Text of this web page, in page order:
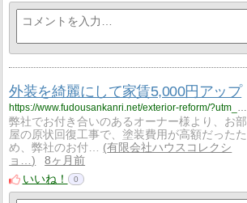
外装を綺麗にして家賃5,000円アップ
弊社でお付き合いのあるオーナー様より、お部
屋の原状回復工事で、塗装費用が高額だったた
め、弊社のお付…
有限会社ハウスコレクシ
ョ…
8ヶ月前
いいね！
0